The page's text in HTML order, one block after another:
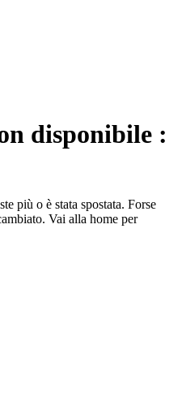
disponibile :
più o è stata spostata. Forse
Vai alla home per